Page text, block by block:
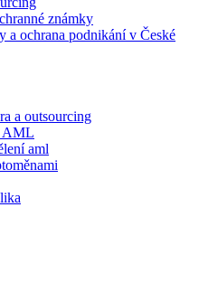
známky
a ochrana podnikání v České
a outsourcing
AML
aml